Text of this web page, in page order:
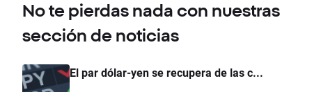
No te pierdas nada con nuestras
sección de noticias
El par dólar-yen se recupera de las c...